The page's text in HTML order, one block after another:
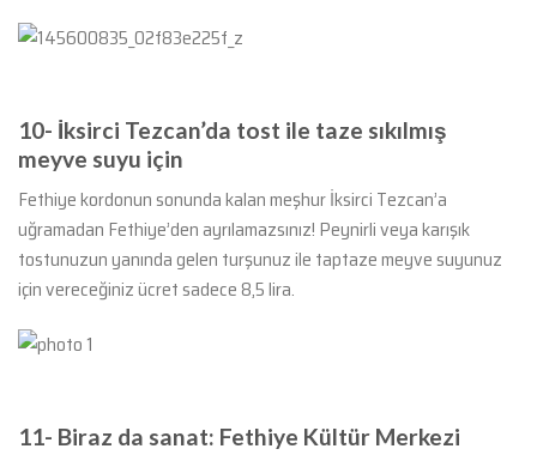
10- İksirci Tezcan’da tost ile taze sıkılmış
meyve suyu için
Fethiye kordonun sonunda kalan meşhur İksirci Tezcan’a
uğramadan Fethiye’den ayrılamazsınız! Peynirli veya karışık
tostunuzun yanında gelen turşunuz ile taptaze meyve suyunuz
için vereceğiniz ücret sadece 8,5 lira.
11- Biraz da sanat: Fethiye Kültür Merkezi